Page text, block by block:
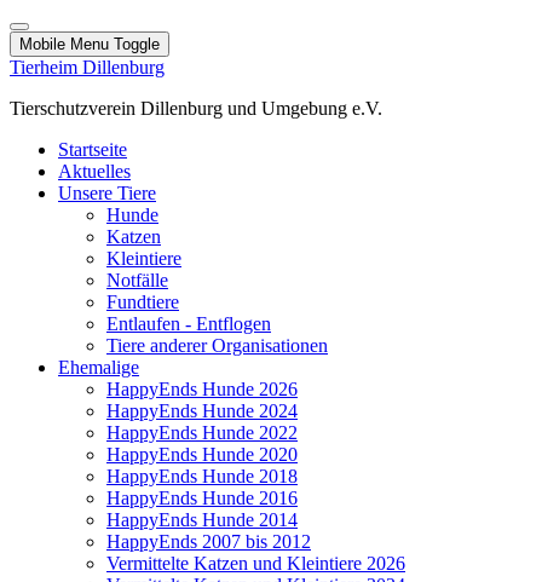
Mobile Menu Toggle
Tierheim Dillenburg
Tierschutzverein Dillenburg und Umgebung e.V.
Startseite
Aktuelles
Unsere Tiere
Hunde
Katzen
Kleintiere
Notfälle
Fundtiere
Entlaufen - Entflogen
Tiere anderer Organisationen
Ehemalige
HappyEnds Hunde 2026
HappyEnds Hunde 2024
HappyEnds Hunde 2022
HappyEnds Hunde 2020
HappyEnds Hunde 2018
HappyEnds Hunde 2016
HappyEnds Hunde 2014
HappyEnds 2007 bis 2012
Vermittelte Katzen und Kleintiere 2026